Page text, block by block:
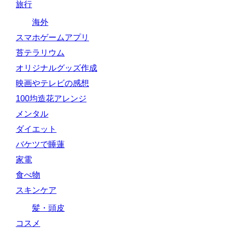
旅行
海外
スマホゲームアプリ
苔テラリウム
オリジナルグッズ作成
映画やテレビの感想
100均造花アレンジ
メンタル
ダイエット
バケツで睡蓮
家電
食べ物
スキンケア
髪・頭皮
コスメ